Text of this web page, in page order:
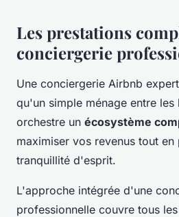
Les prestations
conciergerie
Une conciergerie Airbnb
qu'un simple ménage entre les
orchestre un écosystème
maximiser vos revenus tout
tranquillité d'esprit.
L'approche intégrée d'une
professionnelle couvre tous